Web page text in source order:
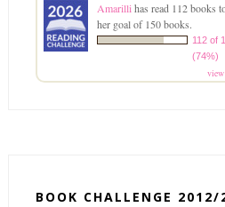
Amarillihas read 112 books
her goal of 150 books.
112 of
(74%)
BOOK CHALLENGE 2012/